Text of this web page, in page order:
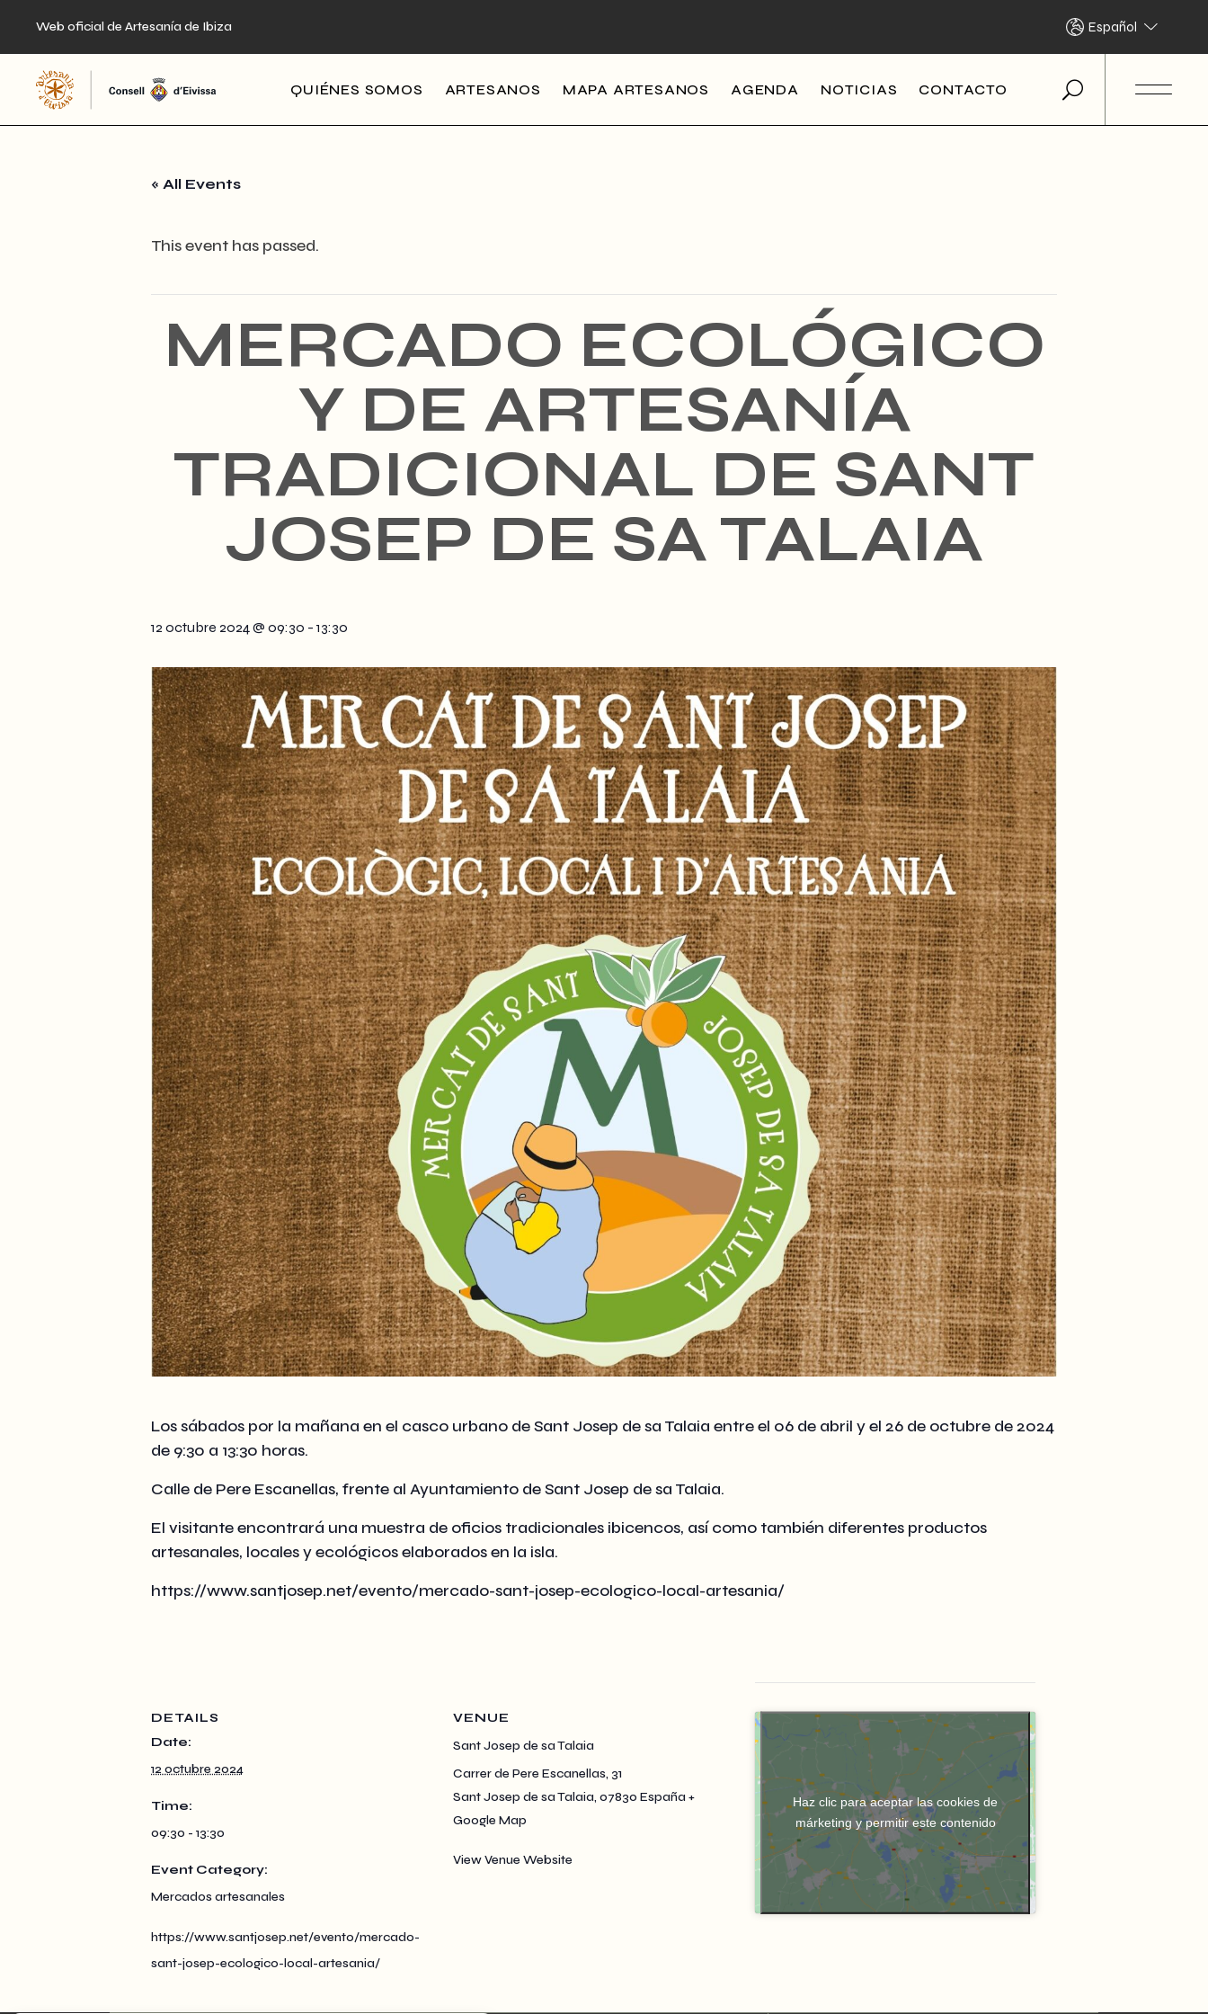
content
Web oficial de Artesanía de Ibiza Español
QUIÉNES SOMOS ARTESANOS MAPA ARTESANOS AGENDA NOTICIAS CONTACTO
« All Events
This event has passed.
MERCADO ECOLÓGICO
Y DE ARTESANÍA
TRADICIONAL DE SANT
JOSEP DE SA TALAIA
12 octubre 2024 @ 09:30 - 13:30
Los sábados por la mañana en el casco urbano de Sant Josep de sa Talaia entre el 06 de abril y el 26 de octubre de 2024
de 9:30 a 13:30 horas.
Calle de Pere Escanellas, frente al Ayuntamiento de Sant Josep de sa Talaia.
El visitante encontrará una muestra de oficios tradicionales ibicencos, así como también diferentes productos
artesanales, locales y ecológicos elaborados en la isla.
https://www.santjosep.net/evento/mercado-sant-josep-ecologico-local-artesania/
DETAILS
Date:
12 octubre 2024
Time:
09:30 - 13:30
Event Category:
Mercados artesanales
https://www.santjosep.net/evento/mercado-
sant-josep-ecologico-local-artesania/
VENUE
Sant Josep de sa Talaia
Carrer de Pere Escanellas, 31
Sant Josep de sa Talaia, 07830 España +
Google Map
View Venue Website
Haz clic para aceptar las cookies de
márketing y permitir este contenido